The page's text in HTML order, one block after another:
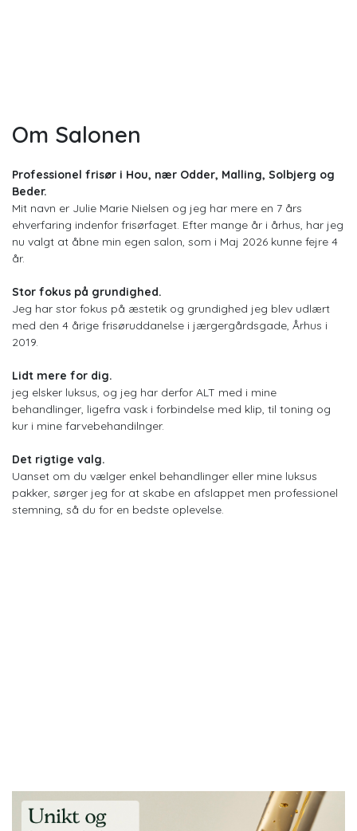
Om Salonen
Professionel frisør i Hou, nær Odder, Malling, Solbjerg og
Beder.
Mit navn er Julie Marie Nielsen og jeg har mere en 7 års
ehverfaring indenfor frisørfaget. Efter mange år i århus, har jeg
nu valgt at åbne min egen salon, som i Maj 2026 kunne fejre 4
år.
Stor fokus på grundighed.
Jeg har stor fokus på æstetik og grundighed jeg blev udlært
med den 4 årige frisøruddanelse i jærgergårdsgade, Århus i
2019.
Lidt mere for dig.
jeg elsker luksus, og jeg har derfor ALT med i mine
behandlinger, ligefra vask i forbindelse med klip, til toning og
kur i mine farvebehandilnger.
Det rigtige valg.
Uanset om du vælger enkel behandlinger eller mine luksus
pakker, sørger jeg for at skabe en afslappet men professionel
stemning, så du for en bedste oplevelse.